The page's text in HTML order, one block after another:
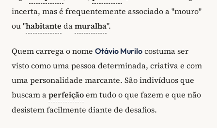
incerta, mas é frequentemente associado a "mouro"
ou "habitante damuralha".
Quem carrega o nome Otávio Murilo costuma ser
visto como uma pessoa determinada, criativa e com
uma personalidade marcante. São indivíduos que
buscam aperfeiçãoem tudo o que fazem e que não
desistem facilmente diante de desafios.